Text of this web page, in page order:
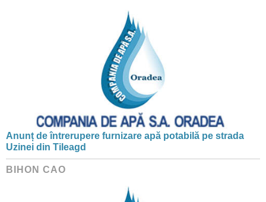
Anunț de întrerupere furnizare apă potabilă pe strada
Uzinei din Tileagd
BIHON CAO